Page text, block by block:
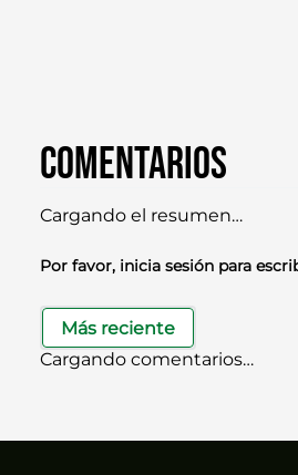
Comentarios
Cargando el resumen…
Por favor, inicia sesión para
Más reciente
Cargando comentarios…